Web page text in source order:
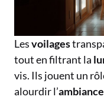
Lesvoilages
tout en filtrant la
vis. Ils jouent un
alourdir l’ambiance